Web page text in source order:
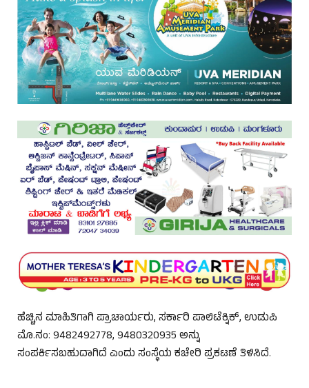
ಹೆಚ್ಚಿನ ಮಾಹಿತಿಗಾಗಿ ಪ್ರಾಚಾರ್ಯರು, ಸರ್ಕಾರಿ ಪಾಲಿಟೆಕ್ನಿಕ್, ಉಡುಪಿ
ಮೊ.ನಂ: 9482492778, 9480320935 ಅನ್ನು
ಸಂಪರ್ಕಿಸಬಹುದಾಗಿದೆ ಎಂದು ಸಂಸ್ಥೆಯ ಕಚೇರಿ ಪ್ರಕಟಣೆ ತಿಳಿಸಿದೆ.